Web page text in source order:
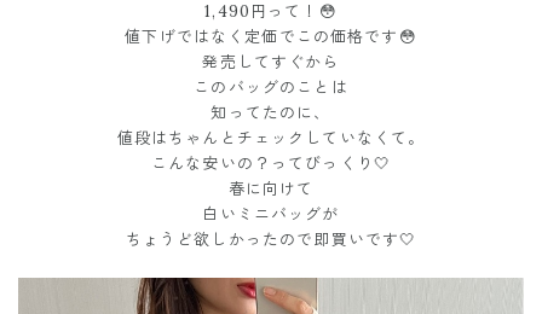
1,490円って！😳
値下げではなく定価でこの価格です😳
発売してすぐから
このバッグのことは
知ってたのに、
値段はちゃんとチェックしていなくて。
こんな安いの？ってびっくり🤍
春に向けて
白いミニバッグが
ちょうど欲しかったので即買いです🤍